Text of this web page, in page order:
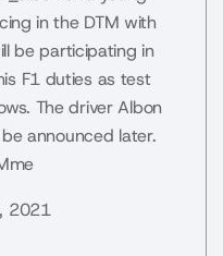
in the DTM with
be participating in
F1 duties as test
The driver Albon
announced later.
2021